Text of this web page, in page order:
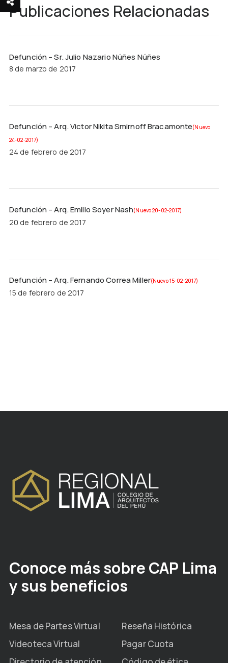
Publicaciones Relacionadas
Defunción – Sr. Julio Nazario Núñes Núñes
8 de marzo de 2017
Defunción – Arq. Victor Nikita Smirnoff Bracamonte(Nuevo
24-02-2017)
24 de febrero de 2017
Defunción – Arq. Emilio Soyer Nash(Nuevo 20-02-2017)
20 de febrero de 2017
Defunción – Arq. Fernando Correa Miller(Nuevo 15-02-2017)
15 de febrero de 2017
Conoce más sobre CAP Lima
y sus beneficios
Mesa de Partes Virtual
Reseña Histórica
Videoteca Virtual
Pagar Cuota